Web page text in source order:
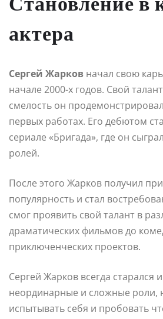
актера
Сергей Жарков начал свою
начале 2000-х годов. Свой
смелость он
первых работах. Его дебютом
сериале «Бригада», где он
ролей.
После этого Жарков получил
популярность и стал
смог проявить свой талант в
драматических фильмов до
приключенческих проектов.
Сергей Жарков всегда старался
неординарные и сложные роли,
испытывать себя и пробовать